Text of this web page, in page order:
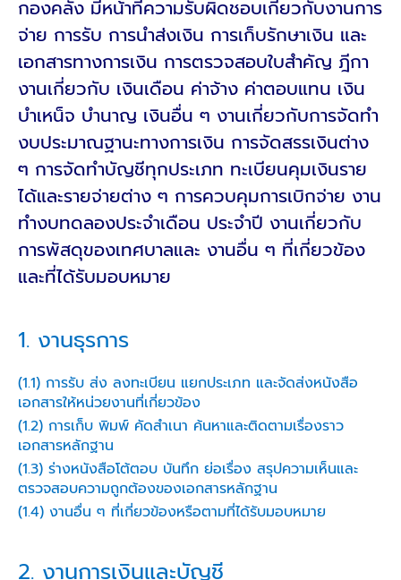
กองคลัง มีหน้าที่ความรับผิดชอบเกี่ยวกับงานการ
จ่าย การรับ การนำส่งเงิน การเก็บรักษาเงิน และ
เอกสารทางการเงิน การตรวจสอบใบสำคัญ ฎีกา
งานเกี่ยวกับ เงินเดือน ค่าจ้าง ค่าตอบแทน เงิน
บำเหน็จ บำนาญ เงินอื่น ๆ งานเกี่ยวกับการจัดทำ
งบประมาณฐานะทางการเงิน การจัดสรรเงินต่าง
ๆ การจัดทำบัญชีทุกประเภท ทะเบียนคุมเงินราย
ได้และรายจ่ายต่าง ๆ การควบคุมการเบิกจ่าย งาน
ทำงบทดลองประจำเดือน ประจำปี งานเกี่ยวกับ
การพัสดุของเทศบาลและ งานอื่น ๆ ที่เกี่ยวข้อง
และที่ได้รับมอบหมาย
1. งานธุรการ
(1.1) การรับ ส่ง ลงทะเบียน แยกประเภท และจัดส่งหนังสือ
เอกสารให้หน่วยงานที่เกี่ยวข้อง
(1.2) การเก็บ พิมพ์ คัดสำเนา ค้นหาและติดตามเรื่องราว
เอกสารหลักฐาน
(1.3) ร่างหนังสือโต้ตอบ บันทึก ย่อเรื่อง สรุปความเห็นและ
ตรวจสอบความถูกต้องของเอกสารหลักฐาน
(1.4) งานอื่น ๆ ที่เกี่ยวข้องหรือตามที่ได้รับมอบหมาย
2. งานการเงินและบัญชี